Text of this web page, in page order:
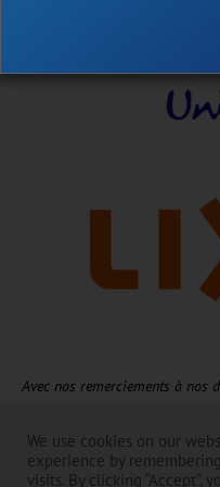
Avec nos remerciements à nos
généreux soutien de ses
Le contenu relève de la
We use cookies on our
experience by
visits. By clicking “Accept”,